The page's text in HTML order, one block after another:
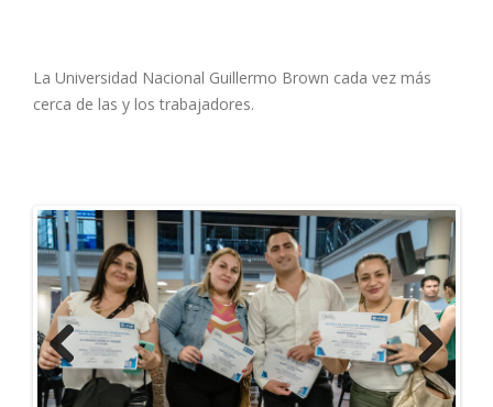
La Universidad Nacional Guillermo Brown cada vez más
cerca de las y los trabajadores.
Previous Next